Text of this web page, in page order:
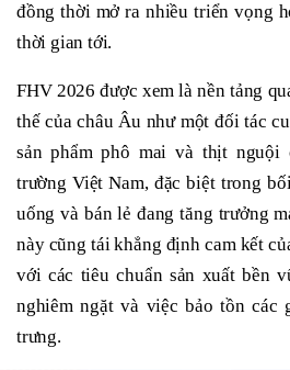
đồng thời mở ra nhiều triển vọng
thời gian tới.
FHV 2026 được xem là nền tảng
thế của châu Âu như một đối tác
sản phẩm phô mai và thịt
trường Việt Nam, đặc biệt trong
uống và bán lẻ đang tăng trưởng
này cũng tái khẳng định cam kết
với các tiêu chuẩn sản xuất bền
nghiêm ngặt và việc bảo tồn các
trưng.